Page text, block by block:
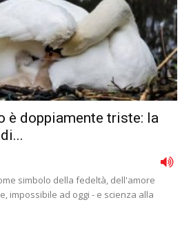
è doppiamente triste: la
simbolo della fedeltà, dell'amore
impossibile ad oggi - e scienza alla